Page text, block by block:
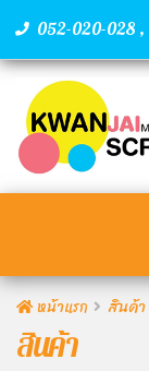
052-020-028 ,
หน้าแรก สินค้า
สินค้า